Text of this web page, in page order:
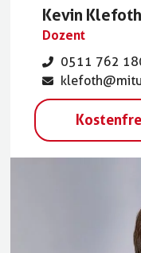
Kevin Klefoth
Dozent
0511 762